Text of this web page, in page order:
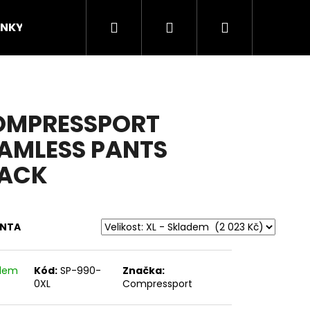
KOMUNITA
Hledat PřihlášeníNákupní
PANTS
Kód: SP-990-
0XL
Značka:
Compressport